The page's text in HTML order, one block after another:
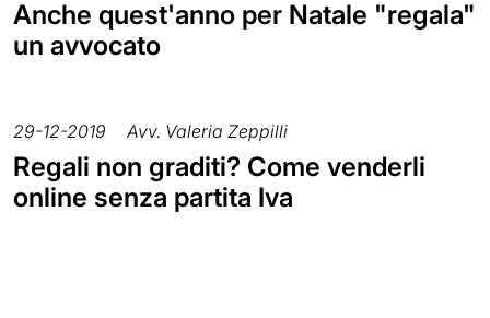
Anche quest'anno per Natale "regala"
un avvocato
29-12-2019 Avv. Valeria Zeppilli
Regali non graditi? Come venderli
online senza partita Iva